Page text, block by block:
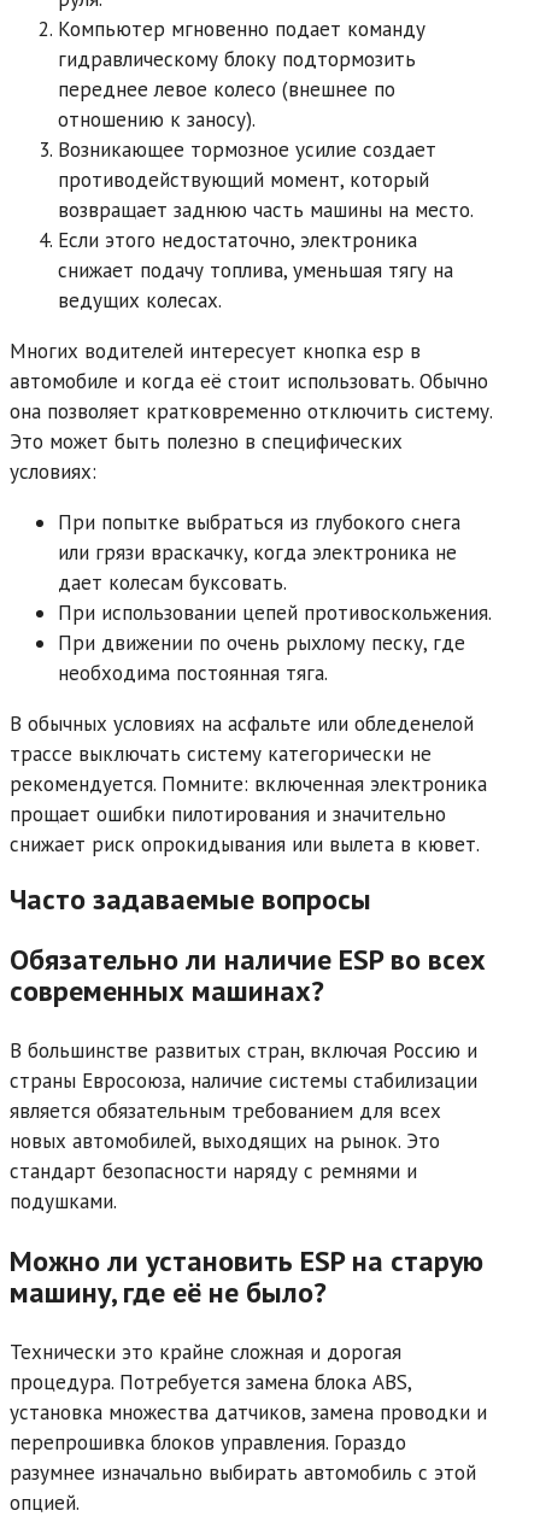
Компьютер мгновенно подает команду
гидравлическому блоку подтормозить
переднее левое колесо (внешнее по
отношению к заносу).
Возникающее тормозное усилие создает
противодействующий момент, который
возвращает заднюю часть машины на место.
Если этого недостаточно, электроника
снижает подачу топлива, уменьшая тягу на
ведущих колесах.
Многих водителей интересует кнопка esp в
автомобиле и когда её стоит использовать. Обычно
она позволяет кратковременно отключить систему.
Это может быть полезно в специфических
условиях:
При попытке выбраться из глубокого снега
или грязи враскачку, когда электроника не
дает колесам буксовать.
При использовании цепей противоскольжения.
При движении по очень рыхлому песку, где
необходима постоянная тяга.
В обычных условиях на асфальте или обледенелой
трассе выключать систему категорически не
рекомендуется. Помните: включенная электроника
прощает ошибки пилотирования и значительно
снижает риск опрокидывания или вылета в кювет.
Часто задаваемые вопросы
Обязательно ли наличие ESP во всех
современных машинах?
В большинстве развитых стран, включая Россию и
страны Евросоюза, наличие системы стабилизации
является обязательным требованием для всех
новых автомобилей, выходящих на рынок. Это
стандарт безопасности наряду с ремнями и
подушками.
Можно ли установить ESP на старую
машину, где её не было?
Технически это крайне сложная и дорогая
процедура. Потребуется замена блока ABS,
установка множества датчиков, замена проводки и
перепрошивка блоков управления. Гораздо
разумнее изначально выбирать автомобиль с этой
опцией.